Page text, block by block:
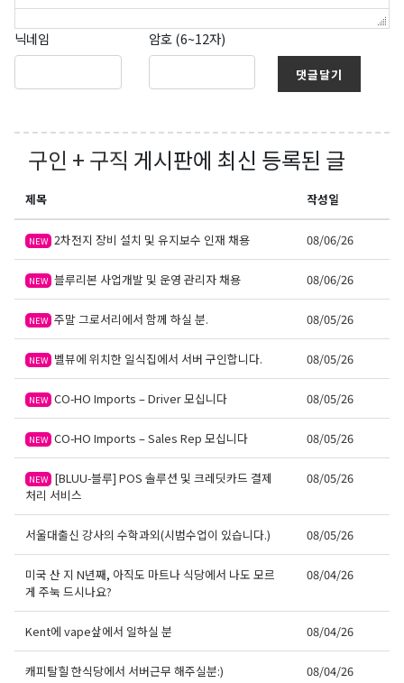
닉네임 암호 (6~12자)
댓글달기
구인 + 구직 게시판에 최신 등록된 글
제목 작성일
NEW 2차전지 장비 설치 및 유지보수 인재 채용 08/06/26
NEW 블루리본 사업개발 및 운영 관리자 채용 08/06/26
NEW 주말 그로서리에서 함께 하실 분. 08/05/26
NEW 벨뷰에 위치한 일식집에서 서버 구인합니다. 08/05/26
NEW CO-HO Imports – Driver 모십니다 08/05/26
NEW CO-HO Imports – Sales Rep 모십니다 08/05/26
NEW [BLUU-블루] POS 솔루션 및 크레딧카드 결제
처리 서비스
08/05/26
서울대출신 강사의 수학과외(시범수업이 있습니다.) 08/05/26
미국 산 지 N년째, 아직도 마트나 식당에서 나도 모르
게 주눅 드시나요?
08/04/26
Kent에 vape샆에서 일하실 분 08/04/26
캐피탈힐 한식당에서 서버근무 해주실분:) 08/04/26